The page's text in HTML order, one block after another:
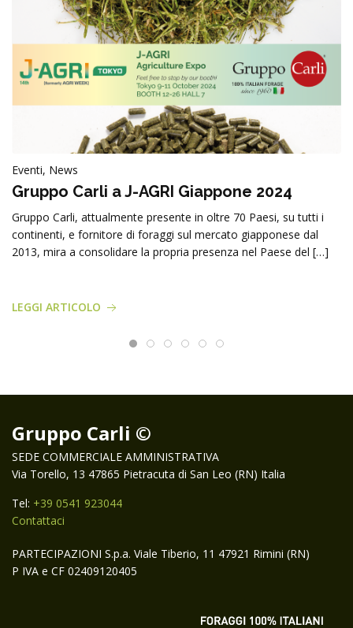
Eventi, News
Gruppo Carli a J-AGRI Giappone 2024
Gruppo Carli, attualmente presente in oltre 70 Paesi, su tutti i
continenti, e fornitore di foraggi sul mercato giapponese dal
2013, mira a consolidare la propria presenza nel Paese del […]
LEGGI ARTICOLO
Gruppo Carli ©
SEDE COMMERCIALE AMMINISTRATIVA
Via Torello, 13 47865 Pietracuta di San Leo (RN) Italia
Tel: +39 0541 923044
Contattaci
PARTECIPAZIONI S.p.a. Viale Tiberio, 11 47921 Rimini (RN)
P IVA e CF 02409120405